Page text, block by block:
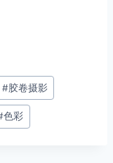
#胶卷摄影
色彩